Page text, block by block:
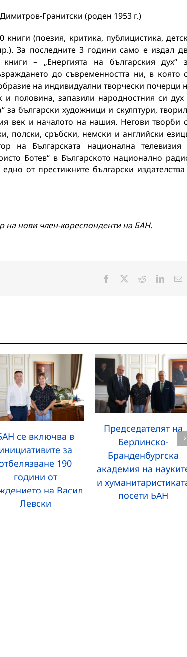
Гранитски (роден 1953 г.)
книги (поезия, критика, публицистика,
За последните 3 години само е издал
– „Енергията на българския дух“
до съвременността ни, в която
на индивидуални творчески почерци
и половина, запазили народностния си дух
за български художници и скулптури,
век и началото на нашия. Негови творби
полски, сръбски, немски и английски
на Българската национална телевизия
Ботев“ в Българското национално
от престижните български издателства
на нови член-кореспонденти на БАН.
Facebook Reddit
се включва в
инициативите за
190
години от
на Васил
Левски
Председателят на
Берлинско-
Бранденбургска
академия на
и
посети БАН